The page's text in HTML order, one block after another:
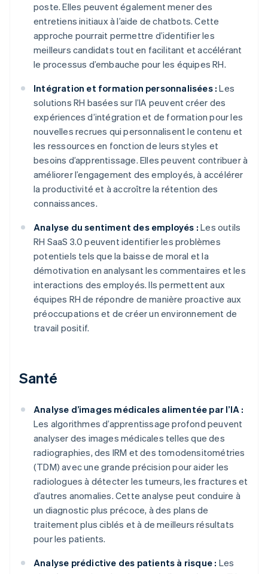
poste. Elles peuvent également mener des
entretiens initiaux à l’aide de chatbots. Cette
approche pourrait permettre d’identifier les
meilleurs candidats tout en facilitant et accélérant
le processus d’embauche pour les équipes RH.
Intégration et formation personnalisées : Les
solutions RH basées sur l’IA peuvent créer des
expériences d’intégration et de formation pour les
nouvelles recrues qui personnalisent le contenu et
les ressources en fonction de leurs styles et
besoins d’apprentissage. Elles peuvent contribuer à
améliorer l’engagement des employés, à accélérer
la productivité et à accroître la rétention des
connaissances.
Analyse du sentiment des employés : Les outils
RH SaaS 3.0 peuvent identifier les problèmes
potentiels tels que la baisse de moral et la
démotivation en analysant les commentaires et les
interactions des employés. Ils permettent aux
équipes RH de répondre de manière proactive aux
préoccupations et de créer un environnement de
travail positif.
Santé
Analyse d’images médicales alimentée par l’IA :
Les algorithmes d’apprentissage profond peuvent
analyser des images médicales telles que des
radiographies, des IRM et des tomodensitométries
(TDM) avec une grande précision pour aider les
radiologues à détecter les tumeurs, les fractures et
d’autres anomalies. Cette analyse peut conduire à
un diagnostic plus précoce, à des plans de
traitement plus ciblés et à de meilleurs résultats
pour les patients.
Analyse prédictive des patients à risque : Les